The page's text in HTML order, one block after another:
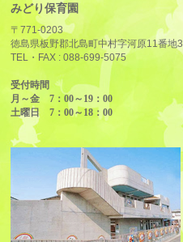
みどり保育園
〒771-0203
徳島県板野郡北島町中村字河原11番地3
TEL・FAX :088-699-5075
受付時間
月～金 7：00～19：00
土曜日 7：00～18：00